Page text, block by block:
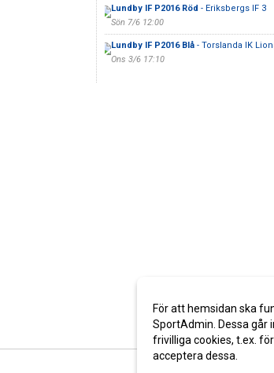
Lundby IF P2016 Röd - Eriksbergs IF 3
Sön 7/6 12:00
Lundby IF P2016 Blå- Torslanda IK
Ons 3/6 17:10
För att hemsidan ska
SportAdmin. Dessa går
frivilliga cookies, t.ex.
acceptera dessa.